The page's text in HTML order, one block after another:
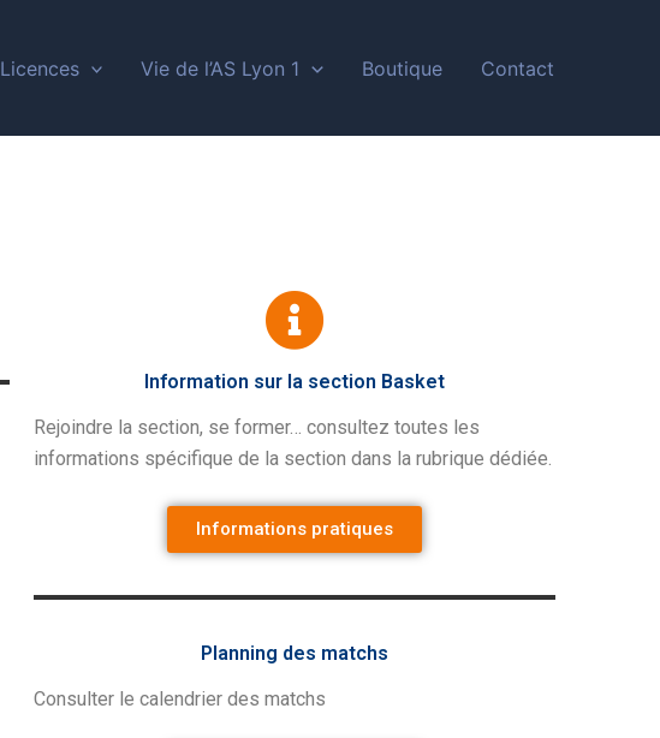
Licences Vie de l’AS Lyon 1 Boutique Contact
Information sur la section Basket
Rejoindre la section, se former… consultez toutes les
informations spécifique de la section dans la rubrique dédiée.
Informations pratiques
Planning des matchs
Consulter le calendrier des matchs